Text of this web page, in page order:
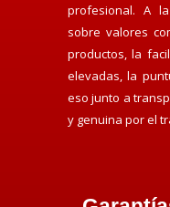
profesional. A
sobre valores
productos, la
elevadas, la
eso junto a
y genuina por el